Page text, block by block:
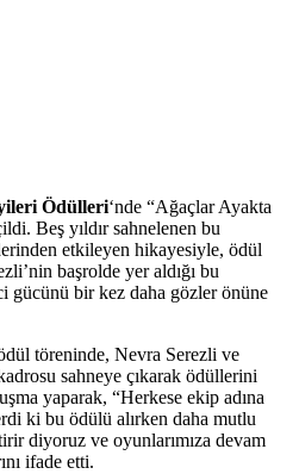
Ödülleri‘nde “Ağaçlar Ayakta
Beş yıldır sahnelenen bu
etkileyen hikayesiyle, ödül
başrolde yer aldığı bu
gücünü bir kez daha gözler önüne
töreninde, Nevra Serezli ve
sahneye çıkarak ödüllerini
yaparak, “Herkese ekip adına
ki bu ödülü alırken daha mutlu
diyoruz ve oyunlarımıza devam
ifade etti.